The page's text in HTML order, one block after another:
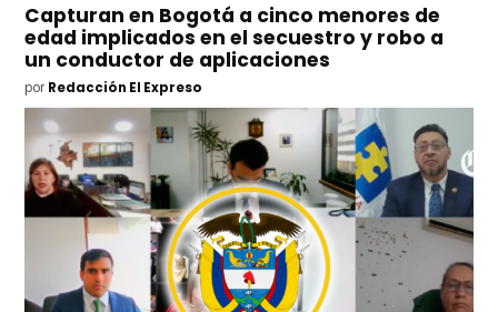
Capturan en Bogotá a cinco menores de
edad implicados en el secuestro y robo a
un conductor de aplicaciones
por Redacción El Expreso